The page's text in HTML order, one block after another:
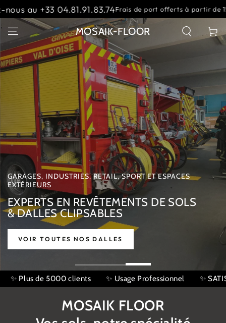
IGNORER LE
CONTENU
de port offerts à partir de 1500 € Contactez-nous
MOSAIK-FLOOR Panier
GARAGES, INDUSTRIES, RETAIL, SPORT ET ESPACES
EXTÉRIEURS
EXPERTS EN REVÊTEMENTS DE SOLS
& DALLES CLIPSABLES
VOIR TOUTES NOS DALLES
Slideshow
banner
;
✨ SATISFACTION : 4,9/5 Avis Google 100'000 m²
MOSAIK FLOOR